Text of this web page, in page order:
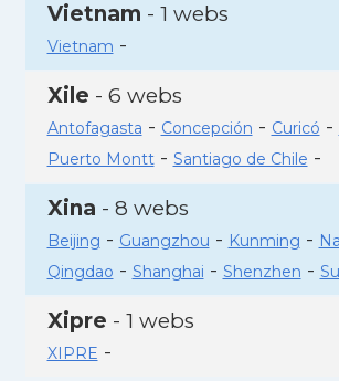
Vietnam - 1 webs
Vietnam -
Xile - 6 webs
Antofagasta - Concepción - Curicó -
Puerto Montt- Santiago de Chile -
Xina - 8 webs
Beijing - Guangzhou - Kunming -
Qingdao - Shanghai - Shenzhen -
Xipre - 1 webs
XIPRE -